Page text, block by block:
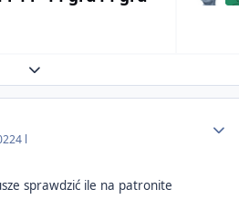
Expand topic overview
4 l
sprawdzić ile na patronite